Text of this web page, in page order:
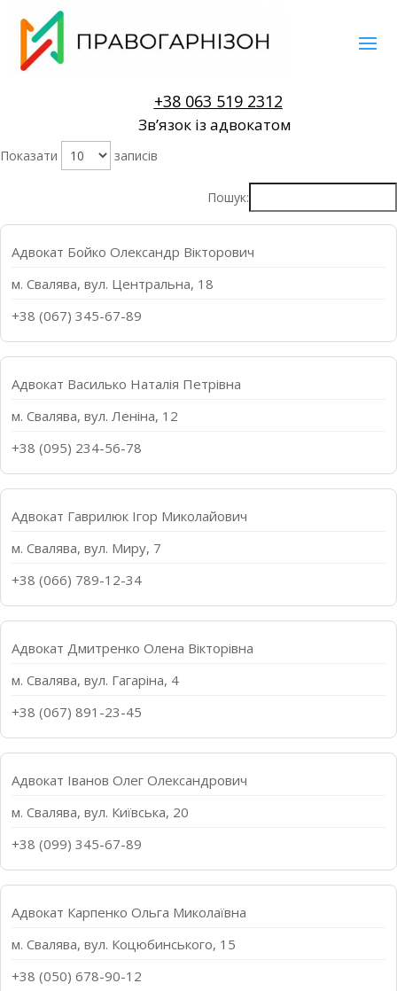
+38 063 519 2312
Звʼязок із адвокатом
Показати записів
Пошук:
Адвокат Бойко Олександр Вікторович
м. Свалява, вул. Центральна, 18
+38 (067) 345-67-89
Адвокат Василько Наталія Петрівна
м. Свалява, вул. Леніна, 12
+38 (095) 234-56-78
Адвокат Гаврилюк Ігор Миколайович
м. Свалява, вул. Миру, 7
+38 (066) 789-12-34
Адвокат Дмитренко Олена Вікторівна
м. Свалява, вул. Гагаріна, 4
+38 (067) 891-23-45
Адвокат Іванов Олег Олександрович
м. Свалява, вул. Київська, 20
+38 (099) 345-67-89
Адвокат Карпенко Ольга Миколаївна
м. Свалява, вул. Коцюбинського, 15
+38 (050) 678-90-12